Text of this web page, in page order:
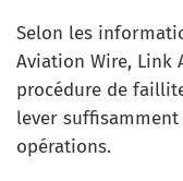
Selon les
Aviation Wire, Link
procédure de
lever
opérations.